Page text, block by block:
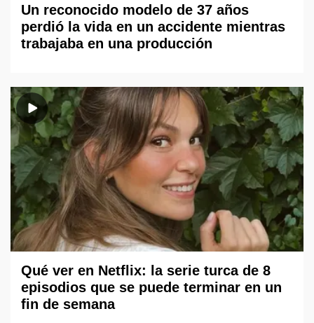
Un reconocido modelo de 37 años
perdió la vida en un accidente mientras
trabajaba en una producción
Qué ver en Netflix: la serie turca de 8
episodios que se puede terminar en un
fin de semana